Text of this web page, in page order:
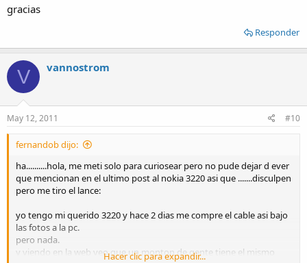
gracias
Responder
V vannostrom
May 12, 2011 #10
fernandob dijo:
ha..........hola, me meti solo para curiosear pero no pude dejar d ever
que mencionan en el ultimo post al nokia 3220 asi que .......disculpen
pero me tiro el lance:
yo tengo mi querido 3220 y hace 2 dias me compre el cable asi bajo
las fotos a la pc.
pero nada.
y viendo en la web veo que un monton de gente tiene el mismo
Hacer clic para expandir...